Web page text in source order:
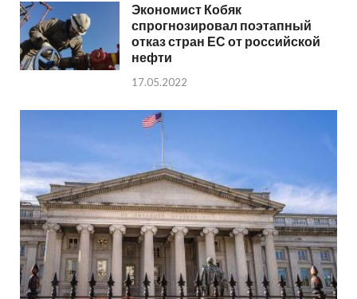
Экономист Кобяк
спрогнозировал поэтапный
отказ стран ЕС от российской
нефти
17.05.2022